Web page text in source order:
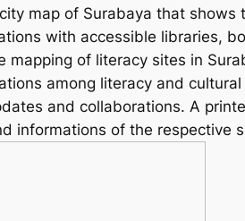
map of Surabaya that
with accessible libraries,
mapping of literacy sites in
among literacy and
and collaborations. A
informations of the respective